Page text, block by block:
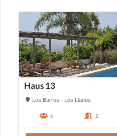
Haus 13
Los Barros - Los Llanos
4 2